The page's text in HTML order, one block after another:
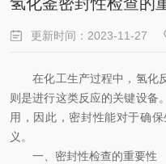
更新时间：2023-11-27
在化工生产过程中，氢化
则是进行这类反应的关键设备
用，因此，密封性能对于确
义。
一、密封性检查的重要性